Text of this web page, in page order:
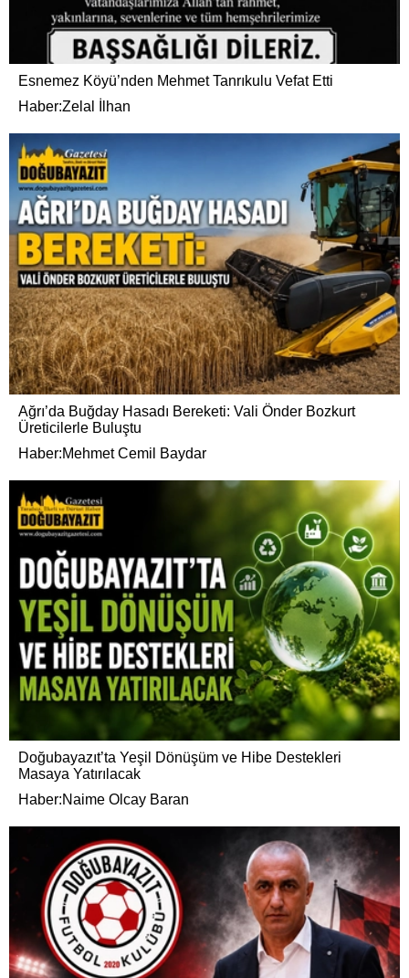
Esnemez Köyü’nden Mehmet Tanrıkulu Vefat Etti
Haber:Zelal İlhan
Ağrı’da Buğday Hasadı Bereketi: Vali Önder Bozkurt
Üreticilerle Buluştu
Haber:Mehmet Cemil Baydar
Doğubayazıt’ta Yeşil Dönüşüm ve Hibe Destekleri
Masaya Yatırılacak
Haber:Naime Olcay Baran